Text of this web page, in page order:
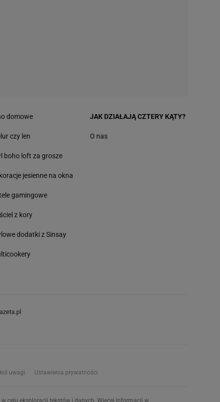
domowe
czy len
boho loft za grosze
jesienne na okna
gamingowe
z kory
dodatki z Sinsay
JAK DZIAŁAJĄ CZTERY KĄTY?
O nas
uwagi Ustawienia prywatności
celu eksploracji tekstów i danych. Więcej informacji w